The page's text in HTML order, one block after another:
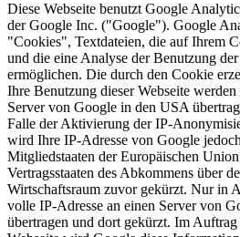
Diese Webseite benutzt Google
der Google Inc. ("Google"). Google
"Cookies", Textdateien, die auf Ihrem
und die eine Analyse der Benutzung
ermöglichen. Die durch den Cookie
Ihre Benutzung dieser Webseite
Server von Google in den USA
Falle der Aktivierung der IP-
wird Ihre IP-Adresse von Google
Mitgliedstaaten der Europäischen
Vertragsstaaten des Abkommens über
Wirtschaftsraum zuvor gekürzt. Nur in
volle IP-Adresse an einen Server von
übertragen und dort gekürzt. Im Auftrag